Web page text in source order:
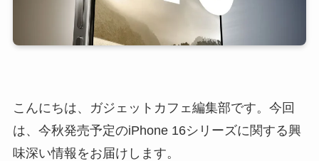
こんにちは、ガジェットカフェ編集部です。今回
は、今秋発売予定のiPhone 16シリーズに関する興
味深い情報をお届けします。